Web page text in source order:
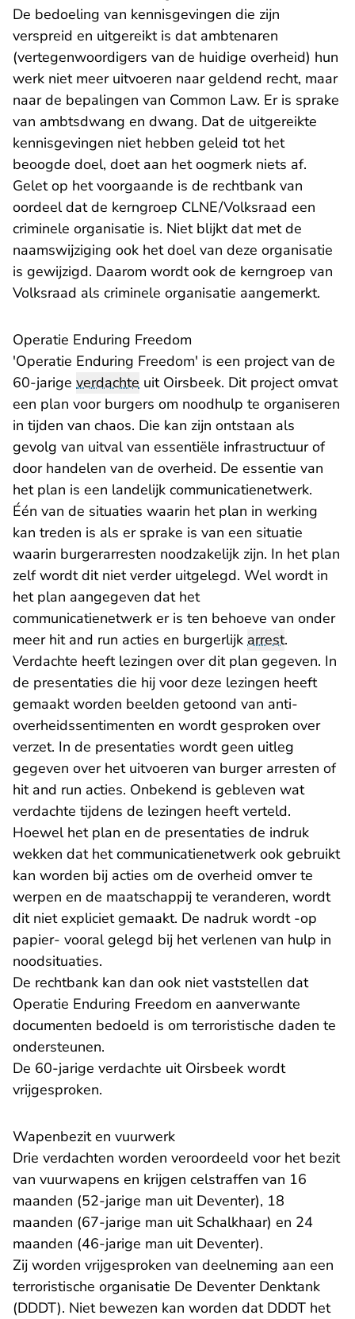
De bedoeling van kennisgevingen die zijn
verspreid en uitgereikt is dat ambtenaren
(vertegenwoordigers van de huidige overheid) hun
werk niet meer uitvoeren naar geldend recht, maar
naar de bepalingen van Common Law. Er is sprake
van ambtsdwang en dwang. Dat de uitgereikte
kennisgevingen niet hebben geleid tot het
beoogde doel, doet aan het oogmerk niets af.
Gelet op het voorgaande is de rechtbank van
oordeel dat de kerngroep CLNE/Volksraad een
criminele organisatie is. Niet blijkt dat met de
naamswijziging ook het doel van deze organisatie
is gewijzigd. Daarom wordt ook de kerngroep van
Volksraad als criminele organisatie aangemerkt.
Operatie Enduring Freedom
'Operatie Enduring Freedom' is een project van de
60-jarige verdachte uit Oirsbeek. Dit project omvat
een plan voor burgers om noodhulp te organiseren
in tijden van chaos. Die kan zijn ontstaan als
gevolg van uitval van essentiële infrastructuur of
door handelen van de overheid. De essentie van
het plan is een landelijk communicatienetwerk.
Één van de situaties waarin het plan in werking
kan treden is als er sprake is van een situatie
waarin burgerarresten noodzakelijk zijn. In het plan
zelf wordt dit niet verder uitgelegd. Wel wordt in
het plan aangegeven dat het
communicatienetwerk er is ten behoeve van onder
meer hit and run acties en burgerlijk arrest.
Verdachte heeft lezingen over dit plan gegeven. In
de presentaties die hij voor deze lezingen heeft
gemaakt worden beelden getoond van anti-
overheidssentimenten en wordt gesproken over
verzet. In de presentaties wordt geen uitleg
gegeven over het uitvoeren van burger arresten of
hit and run acties. Onbekend is gebleven wat
verdachte tijdens de lezingen heeft verteld.
Hoewel het plan en de presentaties de indruk
wekken dat het communicatienetwerk ook gebruikt
kan worden bij acties om de overheid omver te
werpen en de maatschappij te veranderen, wordt
dit niet expliciet gemaakt. De nadruk wordt -op
papier- vooral gelegd bij het verlenen van hulp in
noodsituaties.
De rechtbank kan dan ook niet vaststellen dat
Operatie Enduring Freedom en aanverwante
documenten bedoeld is om terroristische daden te
ondersteunen.
De 60-jarige verdachte uit Oirsbeek wordt
vrijgesproken.
Wapenbezit en vuurwerk
Drie verdachten worden veroordeeld voor het bezit
van vuurwapens en krijgen celstraffen van 16
maanden (52-jarige man uit Deventer), 18
maanden (67-jarige man uit Schalkhaar) en 24
maanden (46-jarige man uit Deventer).
Zij worden vrijgesproken van deelneming aan een
terroristische organisatie De Deventer Denktank
(DDDT). Niet bewezen kan worden dat DDDT het